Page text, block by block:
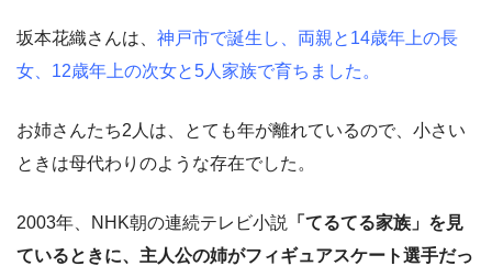
坂本花織さんは、 神戸市で誕生し、両親と14歳年上の長
女、12歳年上の次女と5人家族で育ちました。
お姉さんたち2人は、とても年が離れているので、小さい
ときは母代わりのような存在でした。
2003年、NHK朝の連続テレビ小説
「てるてる家族」を見
ているときに、主人公の姉がフィギュアスケート選手だっ